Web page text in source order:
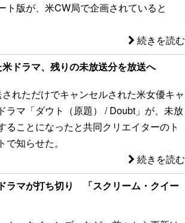
ト版が、米CW局で企画されていると
続きを読む
ドラマ、残りの未放送分を放送へ
れただけでキャンセルされた米女優キャ
ラマ「ダウト（原題） / Doubt」が、未放
ることになったと共同クリエイターのト
知らせた。
続きを読む
ラマが打ち切り 「スクリーム・クイー